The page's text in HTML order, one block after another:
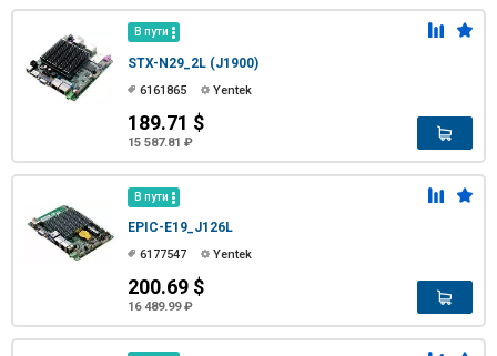
В пути
STX-N29_2L (J1900)
6161865 Yentek
189.71 $
15 587.81 ₽
В пути
EPIC-E19_J126L
6177547 Yentek
200.69 $
16 489.99 ₽